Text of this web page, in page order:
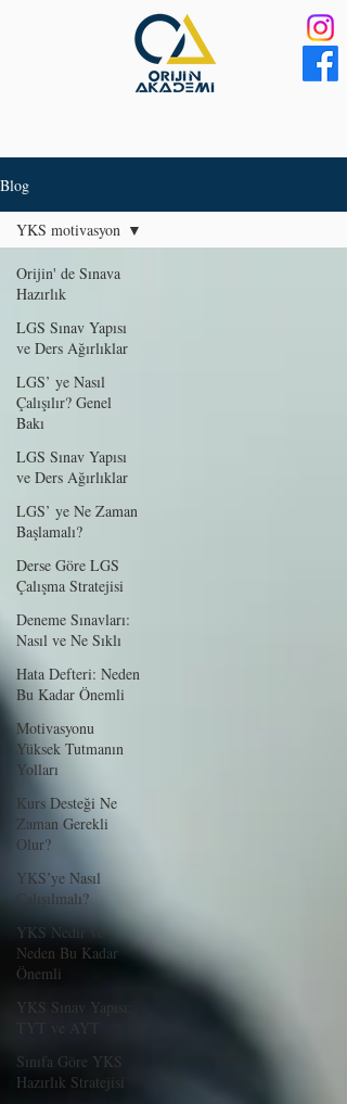
Blog
Orijin' de Sınava
Hazırlık
LGS Sınav Yapısı
ve Ders Ağırlıklar
LGS’ ye Nasıl
Çalışılır? Genel
Bakı
LGS Sınav Yapısı
ve Ders Ağırlıklar
LGS’ ye Ne Zaman
Başlamalı?
Derse Göre LGS
Çalışma Stratejisi
Deneme Sınavları:
Nasıl ve Ne Sıklı
Hata Defteri: Neden
Bu Kadar Önemli
Motivasyonu
Yüksek Tutmanın
Yolları
Kurs Desteği Ne
Zaman Gerekli
Olur?
YKS’ye Nasıl
Çalışılmalı?
YKS Nedir ve
Neden Bu Kadar
Önemli
YKS Sınav Yapısı:
TYT ve AYT
Sınıfa Göre YKS
Hazırlık Stratejisi
YKS motivasyon